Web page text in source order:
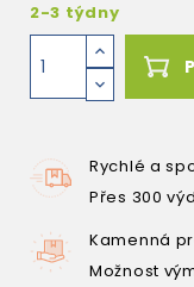
2-3 týdny
Rychlé a
Přes 300
Kamenná
Možnost